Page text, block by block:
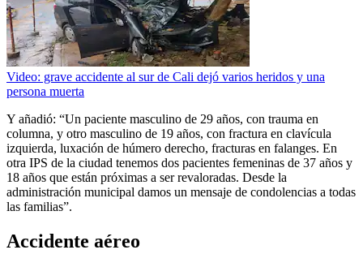
Video: grave accidente al sur de Cali dejó varios heridos y una
persona muerta
Y añadió: “Un paciente masculino de 29 años, con trauma en
columna, y otro masculino de 19 años, con fractura en clavícula
izquierda, luxación de húmero derecho, fracturas en falanges. En
otra IPS de la ciudad tenemos dos pacientes femeninas de 37 años y
18 años que están próximas a ser revaloradas. Desde la
administración municipal damos un mensaje de condolencias a todas
las familias”.
Accidente aéreo